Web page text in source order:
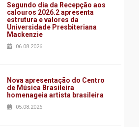
Segundo dia da Recepção aos
calouros 2026.2 apresenta
estrutura e valores da
Universidade Presbiteriana
Mackenzie
06.08.2026
Nova apresentação do Centro
de Música Brasileira
homenageia artista brasileira
05.08.2026